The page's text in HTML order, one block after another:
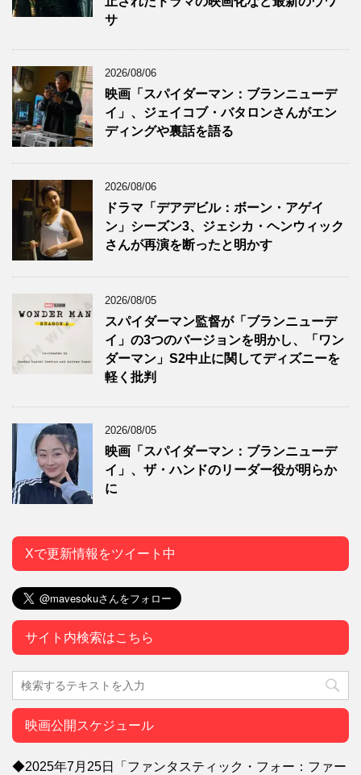
サ
2026/08/06
映画「スパイダーマン：ブランニューデ
イ」、ジェイコブ・バタロンさんがエン
ディングや裏話を語る
2026/08/06
ドラマ「デアデビル：ボーン・アゲイ
ン」シーズン3、ジェシカ・ヘンウィック
さんが再演を断ったと明かす
2026/08/05
スパイダーマン監督が「ブランニューデ
イ」の3つのバージョンを明かし、「ワン
ダーマン」S2中止に関してディズニーを
軽く批判
2026/08/05
映画「スパイダーマン：ブランニューデ
イ」、ザ・ハンドのリーダー役が明らか
に
Xで更新情報をツイート中
サイト内検索はこちら
映画公開スケジュール
◆2025年7月25日「ファンタスティック・フォー：ファー